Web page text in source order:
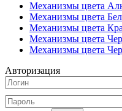
Механизмы цвета
Механизмы цвета
Механизмы цвета
Механизмы цвета
Механизмы цвета
Авторизация